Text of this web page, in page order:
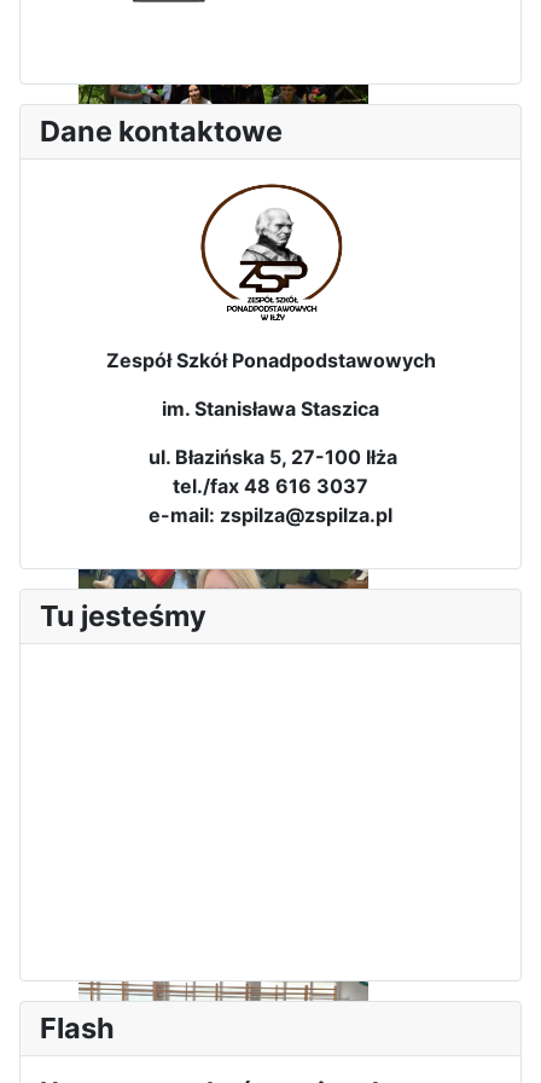
Dni Leśmianowskie 2026
I Olimpiada Klas Mundurowych
Dane kontaktowe
Zespół Szkół Ponadpodstawowych
im. Stanisława Staszica
ul. Błazińska 5, 27-100 Iłża
tel./fax 48 616 3037
e-mail: zspilza@zspilza.pl
Tu jesteśmy
Flash